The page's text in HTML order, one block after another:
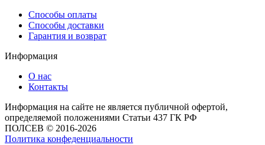
Способы оплаты
Способы доставки
Гарантия и возврат
Информация
О нас
Контакты
Информация на сайте не является публичной офертой,
определяемой положениями Статьи 437 ГК РФ
ПОЛСЕВ © 2016-2026
Политика конфеденциальности